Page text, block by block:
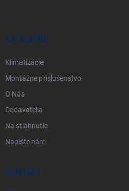
KATEGÓRIE
Klimatizácie
Montážne príslušenstvo
O Nás
Dodávatelia
Na stiahnutie
Napíšte nám
KONTAKT